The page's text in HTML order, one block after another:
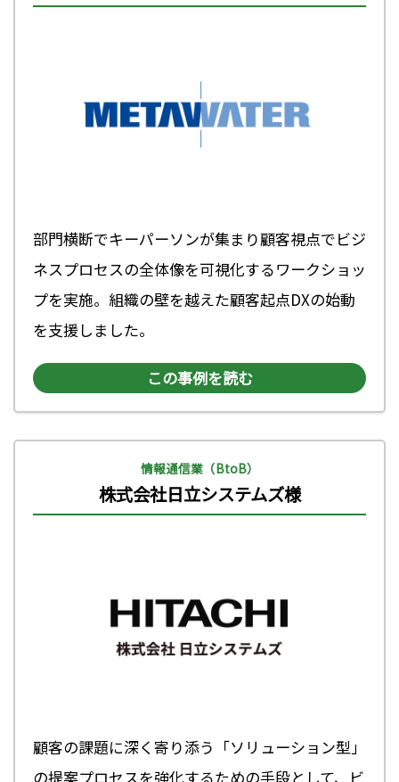
部門横断でキーパーソンが集まり顧客視点でビジ
ネスプロセスの全体像を可視化するワークショッ
プを実施。組織の壁を越えた顧客起点DXの始動
を支援しました。
この事例を読む
情報通信業（BtoB）
株式会社日立システムズ様
顧客の課題に深く寄り添う「ソリューション型」
の提案プロセスを強化するための手段として、ビ